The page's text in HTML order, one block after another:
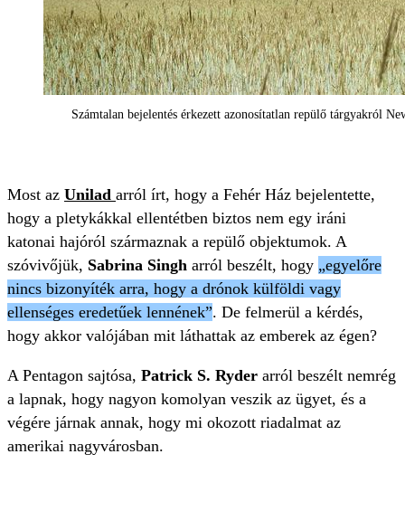
Számtalan bejelentés érkezett azonosítatlan repülő tárgyakról
Most az Unilad arról írt, hogy a Fehér Ház bejelentette,
hogy a pletykákkal ellentétben biztos nem egy iráni
katonai hajóról származnak a repülő objektumok. A
szóvivőjük, Sabrina Singh arról beszélt, hogy „egyelőre
nincs bizonyíték arra, hogy a drónok külföldi vagy
ellenséges eredetűek lennének”. De felmerül a kérdés,
hogy akkor valójában mit láthattak az emberek az égen?
A Pentagon sajtósa, Patrick S. Ryder arról beszélt nemrég
a lapnak, hogy nagyon komolyan veszik az ügyet, és a
végére járnak annak, hogy mi okozott riadalmat az
amerikai nagyvárosban.